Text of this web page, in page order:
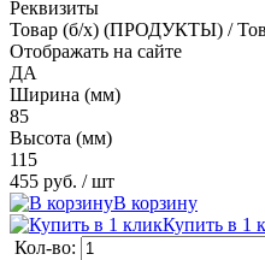
Реквизиты
Товар (б/х) (ПРОДУКТЫ) /
Отображать на сайте
ДА
Ширина (мм)
85
Высота (мм)
115
455 руб. / шт
В корзину
Купить в 1
Кол-во: